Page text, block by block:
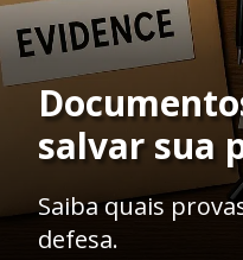
salvar sua
Saiba quais
defesa.